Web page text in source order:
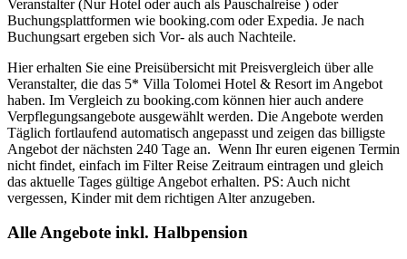
Veranstalter (Nur Hotel oder auch als Pauschalreise ) oder
Buchungsplattformen wie booking.com oder Expedia. Je nach
Buchungsart ergeben sich Vor- als auch Nachteile.
Hier erhalten Sie eine Preisübersicht mit Preisvergleich über alle
Veranstalter, die das 5* Villa Tolomei Hotel & Resort im Angebot
haben. Im Vergleich zu booking.com können hier auch andere
Verpflegungsangebote ausgewählt werden. Die Angebote werden
Täglich fortlaufend automatisch angepasst und zeigen das billigste
Angebot der nächsten 240 Tage an. Wenn Ihr euren eigenen Termin
nicht findet, einfach im Filter Reise Zeitraum eintragen und gleich
das aktuelle Tages gültige Angebot erhalten. PS: Auch nicht
vergessen, Kinder mit dem richtigen Alter anzugeben.
Alle Angebote inkl. Halbpension